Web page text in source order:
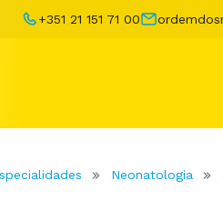
+351 21 151 71 00
Neonatologia